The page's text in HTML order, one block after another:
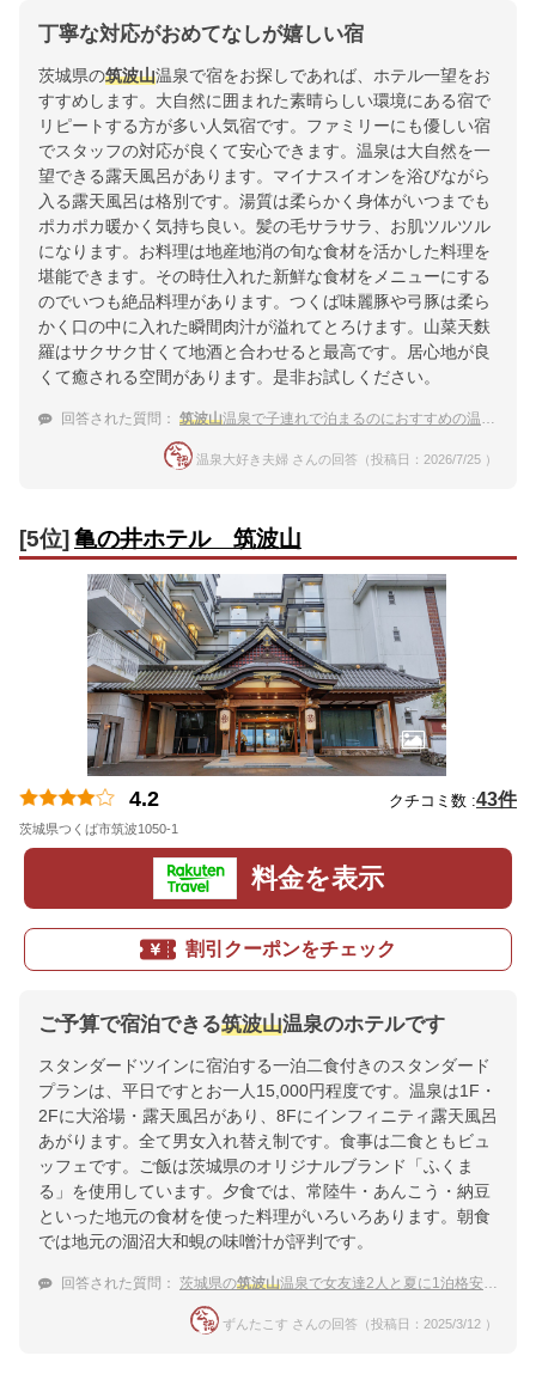
丁寧な対応がおめてなしが嬉しい宿
茨城県の筑波山温泉で宿をお探しであれば、ホテル一望をお
すすめします。大自然に囲まれた素晴らしい環境にある宿で
リピートする方が多い人気宿です。ファミリーにも優しい宿
でスタッフの対応が良くて安心できます。温泉は大自然を一
望できる露天風呂があります。マイナスイオンを浴びながら
入る露天風呂は格別です。湯質は柔らかく身体がいつまでも
ポカポカ暖かく気持ち良い。髪の毛サラサラ、お肌ツルツル
になります。お料理は地産地消の旬な食材を活かした料理を
堪能できます。その時仕入れた新鮮な食材をメニューにする
のでいつも絶品料理があります。つくば味麗豚や弓豚は柔ら
かく口の中に入れた瞬間肉汁が溢れてとろけます。山菜天麩
羅はサクサク甘くて地酒と合わせると最高です。居心地が良
くて癒される空間があります。是非お試しください。
回答された質問： 筑波山温泉で子連れで泊まるのにおすすめの温泉宿
温泉大好き夫婦 さんの回答（投稿日：2026/7/25 ）
[5位] 亀の井ホテル 筑波山
4.2 クチコミ数 :43件
茨城県つくば市筑波1050-1
料金を表示
割引クーポンをチェック
ご予算で宿泊できる筑波山温泉のホテルです
スタンダードツインに宿泊する一泊二食付きのスタンダード
プランは、平日ですとお一人15,000円程度です。温泉は1F・
2Fに大浴場・露天風呂があり、8Fにインフィニティ露天風呂
あがります。全て男女入れ替え制です。食事は二食ともビュ
ッフェです。ご飯は茨城県のオリジナルブランド「ふくま
る」を使用しています。夕食では、常陸牛・あんこう・納豆
といった地元の食材を使った料理がいろいろあります。朝食
では地元の涸沼大和蜆の味噌汁が評判です。
回答された質問： 茨城県の筑波山温泉で女友達2人と夏に1泊格安旅行がしたい！
ずんたこす さんの回答（投稿日：2025/3/12 ）